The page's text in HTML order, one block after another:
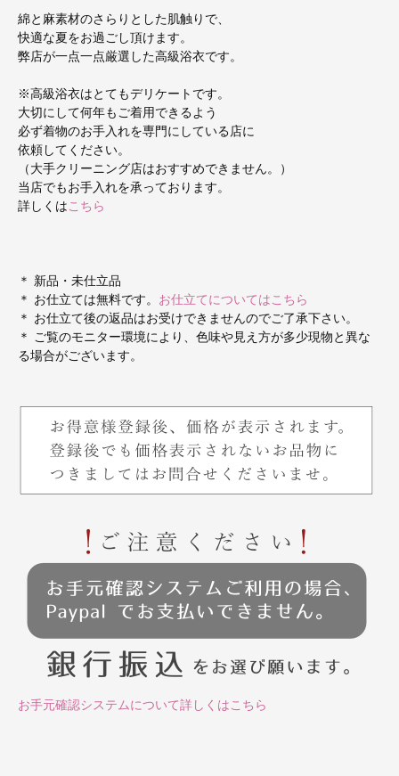
綿と麻素材のさらりとした肌触りで、
快適な夏をお過ごし頂けます。
弊店が一点一点厳選した高級浴衣です。
※高級浴衣はとてもデリケートです。
大切にして何年もご着用できるよう
必ず着物のお手入れを専門にしている店に
依頼してください。
（大手クリーニング店はおすすめできません。）
当店でもお手入れを承っております。
詳しくは こちら
＊ 新品・未仕立品
＊ お仕立ては無料です。 お仕立てについてはこちら
＊ お仕立て後の返品はお受けできませんのでご了承下さい。
＊ ご覧のモニター環境により、色味や見え方が多少現物と異な
る場合がございます。
お手元確認システムについて詳しくはこちら